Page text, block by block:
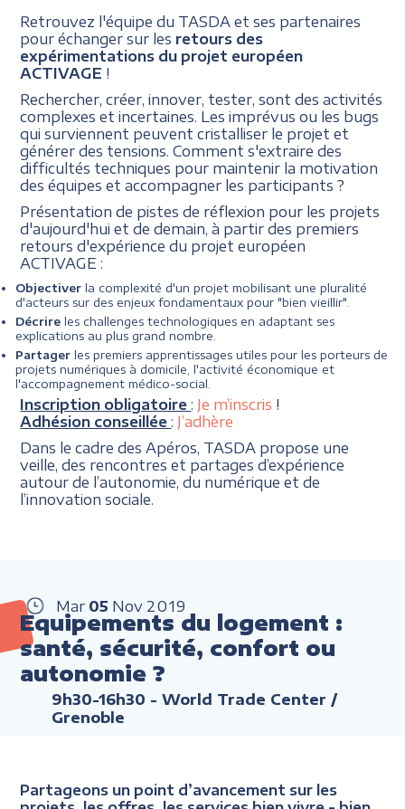
Retrouvez l'équipe du TASDA et ses partenaires
pour échanger sur les retours des
expérimentations du projet européen
ACTIVAGE !
Rechercher, créer, innover, tester, sont des activités
complexes et incertaines. Les imprévus ou les bugs
qui surviennent peuvent cristalliser le projet et
générer des tensions. Comment s'extraire des
difficultés techniques pour maintenir la motivation
des équipes et accompagner les participants ?
Présentation de pistes de réflexion pour les projets
d'aujourd'hui et de demain, à partir des premiers
retours d'expérience du projet européen
ACTIVAGE :
Objectiver la complexité d'un projet mobilisant une pluralité
d'acteurs sur des enjeux fondamentaux pour "bien vieillir".
Décrire les challenges technologiques en adaptant ses
explications au plus grand nombre.
Partager les premiers apprentissages utiles pour les porteurs de
projets numériques à domicile, l'activité économique et
l'accompagnement médico-social.
Inscription obligatoire: Je m’inscris !
Adhésion conseillée: J’adhère
Dans le cadre des Apéros, TASDA propose une
veille, des rencontres et partages d’expérience
autour de l’autonomie, du numérique et de
l’innovation sociale.
Mar 05 Nov 2019
Equipements du logement :
santé, sécurité, confort ou
autonomie ?
9h30-16h30 - World Trade Center /
Grenoble
Partageons un point d’avancement sur les